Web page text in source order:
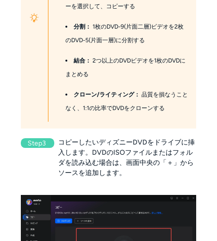
ーを選択して、コピーする
分割： 1枚のDVD-9(片面二層)ビデオを2枚
のDVD-5(片面一層)に分割する
結合： 2つ以上のDVDビデオを1枚のDVDに
まとめる
クローン/ライティング： 品質を損なうこと
なく、1:1の比率でDVDをクローンする
Step3
コピーしたいディズニーDVDをドライブに挿
入します。DVDのISOファイルまたはフォル
ダを読み込む場合は、画面中央の「＋」から
ソースを追加します。